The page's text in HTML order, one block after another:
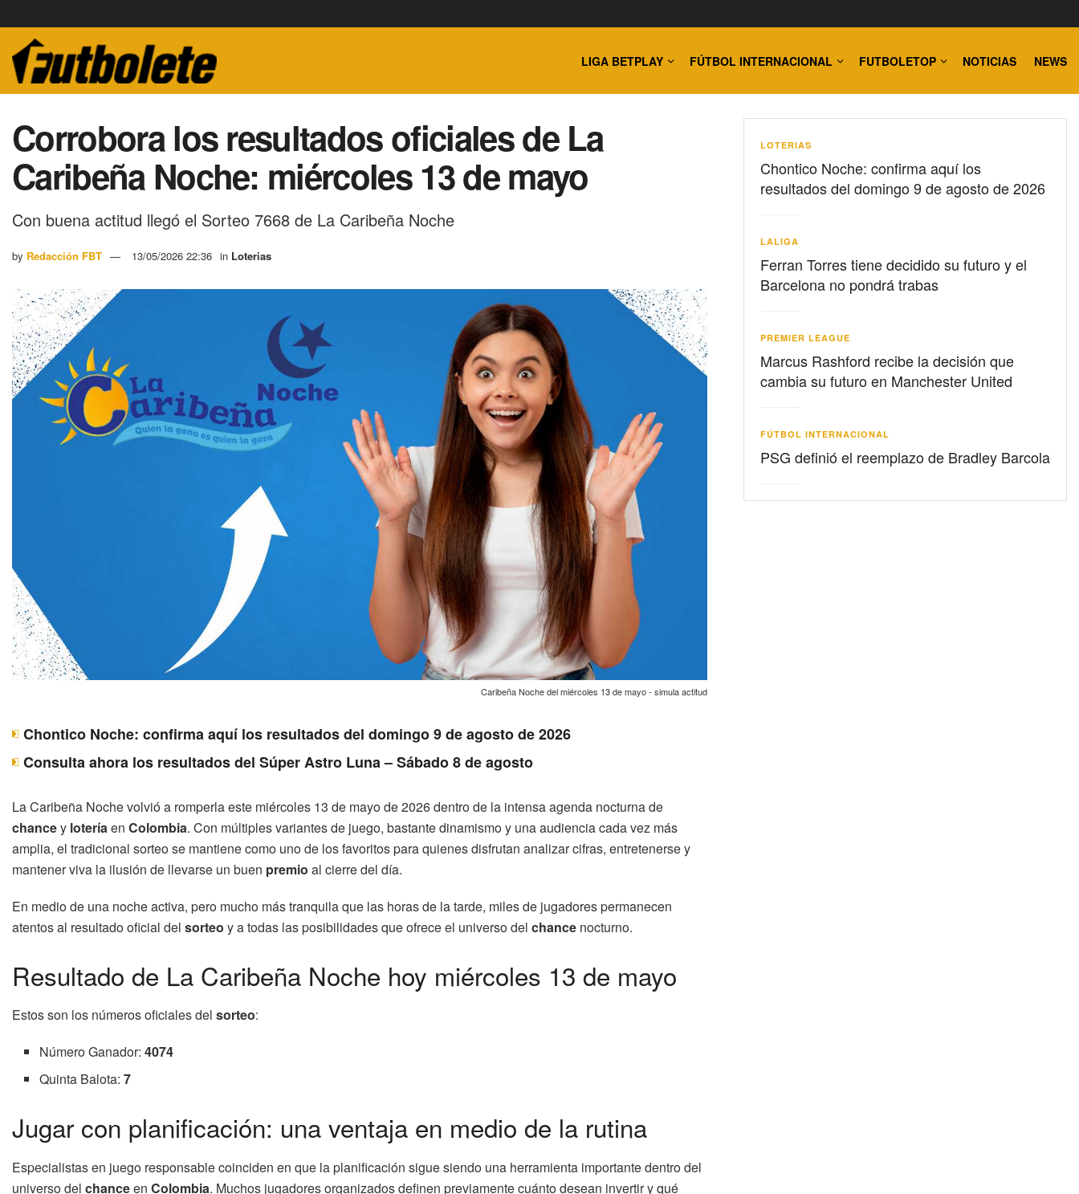
LIGA BETPLAY FÚTBOL INTERNACIONAL FUTBOLETOP NOTICIAS NEWS
Corrobora los resultados oficiales de La
Caribeña Noche: miércoles 13 de mayo
Con buena actitud llegó el Sorteo 7668 de La Caribeña Noche
by Redacción FBT 13/05/2026 22:36 in Loterias
Caribeña Noche del miércoles 13 de mayo - simula actitud
Chontico Noche: confirma aquí los resultados del domingo 9 de agosto de 2026
Consulta ahora los resultados del Súper Astro Luna – Sábado 8 de agosto
La Caribeña Noche volvió a romperla este miércoles 13 de mayo de 2026 dentro de la intensa agenda nocturna de
chancey loteríaen Colombia. Con múltiples variantes de juego, bastante dinamismo y una audiencia cada vez más
amplia, el tradicional sorteo se mantiene como uno de los favoritos para quienes disfrutan analizar cifras, entretenerse y
mantener viva la ilusión de llevarse un buen premio al cierre del día.
En medio de una noche activa, pero mucho más tranquila que las horas de la tarde, miles de jugadores permanecen
atentos al resultado oficial del sorteo y a todas las posibilidades que ofrece el universo del chance nocturno.
Resultado de La Caribeña Noche hoy miércoles 13 de mayo
Estos son los números oficiales del sorteo:
Número Ganador:4074
Quinta Balota:7
Jugar con planificación: una ventaja en medio de la rutina
Especialistas en juego responsable coinciden en que la planificación sigue siendo una herramienta importante dentro del
universo del chanceen Colombia. Muchos jugadores organizados definen previamente cuánto desean invertir y qué
LOTERIAS
Chontico Noche: confirma aquí los
resultados del domingo 9 de agosto de 2026
LALIGA
Ferran Torres tiene decidido su futuro y el
Barcelona no pondrá trabas
PREMIER LEAGUE
Marcus Rashford recibe la decisión que
cambia su futuro en Manchester United
FÚTBOL INTERNACIONAL
PSG definió el reemplazo de Bradley Barcola